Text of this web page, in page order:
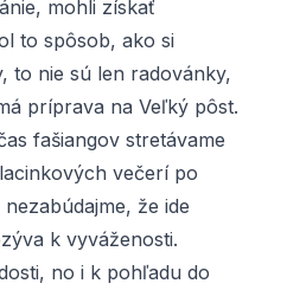
mohli získať
to spôsob, ako si
to nie sú len radovánky,
príprava na Veľký pôst.
fašiangov stretávame
večerí po
že ide
k vyváženosti.
no i k pohľadu do